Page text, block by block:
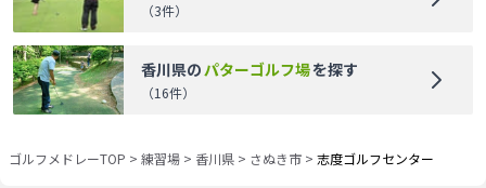
（3件）
香川県のパターゴルフ場を探す
（16件）
ゴルフメドレーTOP > 練習場 > 香川県 > さぬき市 > 志度ゴルフセンター